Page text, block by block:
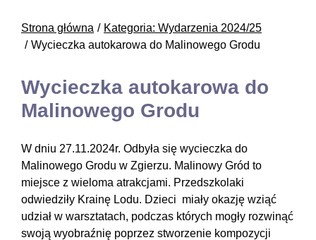
Strona główna
Kategoria: Wydarzenia 2024/25
Wycieczka autokarowa do Malinowego Grodu
Wycieczka autokarowa do
Malinowego Grodu
W dniu 27.11.2024r. Odbyła się wycieczka do
Malinowego Grodu w Zgierzu. Malinowy Gród to
miejsce z wieloma atrakcjami. Przedszkolaki
odwiedziły Krainę Lodu. Dzieci miały okazję wziąć
udział w warsztatach, podczas których mogły rozwinąć
swoją wyobraźnię poprzez stworzenie kompozycji